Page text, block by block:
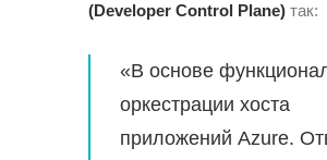
(Developer Control Plane) так:
«В основе
оркестрации хоста
приложений Azure.